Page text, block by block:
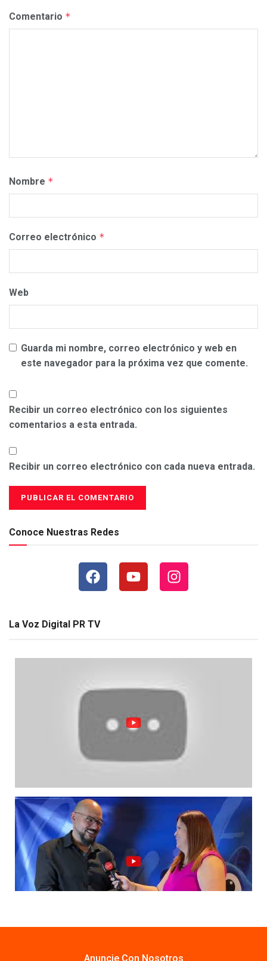
Comentario *
Nombre *
Correo electrónico *
Web
Guarda mi nombre, correo electrónico y web en
este navegador para la próxima vez que comente.
Recibir un correo electrónico con los siguientes
comentarios a esta entrada.
Recibir un correo electrónico con cada nueva entrada.
Conoce Nuestras Redes
La Voz Digital PR TV
Anuncie Con Nosotros